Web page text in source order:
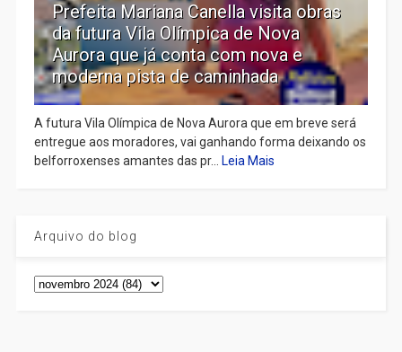
Prefeita Mariana Canella visita obras
da futura Vila Olímpica de Nova
Aurora que já conta com nova e
moderna pista de caminhada
A futura Vila Olímpica de Nova Aurora que em breve será
entregue aos moradores, vai ganhando forma deixando os
belforroxenses amantes das pr... Leia Mais
Arquivo do blog